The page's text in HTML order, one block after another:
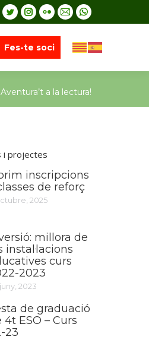
Fes-te soci
Aventura’t a la lectura!
i projectes
inscripcions
de reforç
2025
millora de
instal·lacions
curs
2023
2023
de graduació
4t ESO – Curs
23